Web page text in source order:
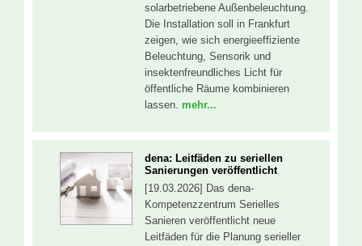
solarbetriebene Außenbeleuchtung.
Die Installation soll in Frankfurt
zeigen, wie sich energieeffiziente
Beleuchtung, Sensorik und
insektenfreundliches Licht für
öffentliche Räume kombinieren
lassen. mehr...
dena: Leitfäden zu seriellen
Sanierungen veröffentlicht
[19.03.2026] Das dena-
Kompetenzzentrum Serielles
Sanieren veröffentlicht neue
Leitfäden für die Planung serieller